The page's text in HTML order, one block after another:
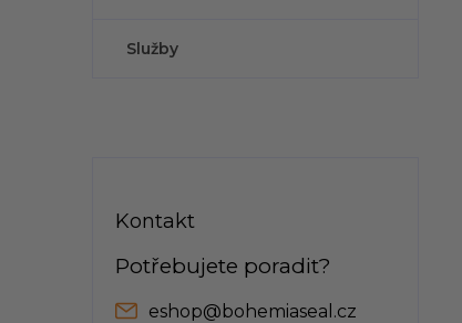
Služby
Kontakt
eshop@ bohemiaseal.cz